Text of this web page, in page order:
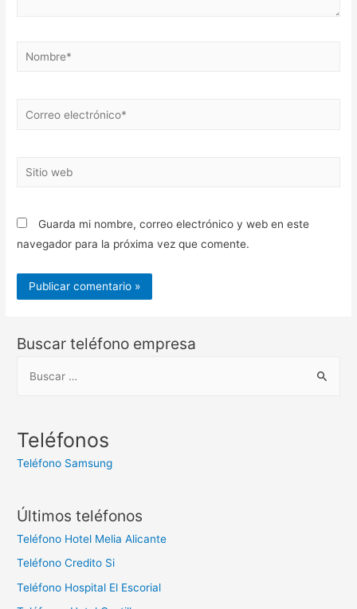
Nombre*
Correo
Sitio
Guarda mi nombre, correo electrónico y web en este
navegador para la próxima vez que comente.
Buscar teléfono empresa
c
Teléfonos
Teléfono Samsung
Últimos teléfonos
Teléfono Hotel Melia Alicante
Teléfono Credito Si
Teléfono Hospital El Escorial